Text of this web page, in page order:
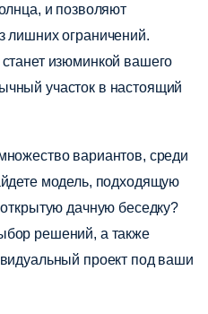
и позволяют
лишних ограничений.
изюминкой вашего
участок в настоящий
вариантов, среди
модель, подходящую
дачную беседку?
решений, а также
проект под ваши